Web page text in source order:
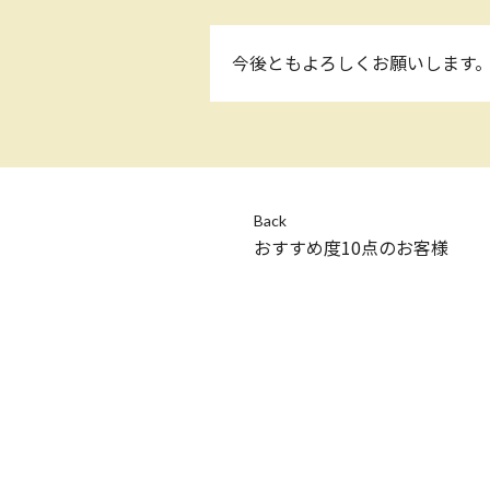
今後ともよろしくお願いします。
Back
おすすめ度10点のお客様